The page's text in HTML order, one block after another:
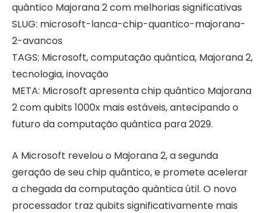
quântico Majorana 2 com melhorias significativas
SLUG: microsoft-lanca-chip-quantico-majorana-
2-avancos
TAGS: Microsoft, computação quântica, Majorana 2,
tecnologia, inovação
META: Microsoft apresenta chip quântico Majorana
2 com qubits 1000x mais estáveis, antecipando o
futuro da computação quântica para 2029.
A Microsoft revelou o Majorana 2, a segunda
geração de seu chip quântico, e promete acelerar
a chegada da computação quântica útil. O novo
processador traz qubits significativamente mais